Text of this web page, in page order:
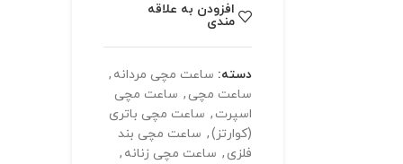
افزودن به علاقه
مندی
دسته: ساعت مچی مردانه ,
ساعت مچی , ساعت مچی
اسپرت , ساعت مچی باتری
(کوارتز), ساعت مچی بند
فلزی , ساعت مچی زنانه ,